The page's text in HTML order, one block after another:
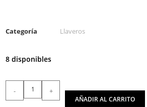
Categoría Llaveros
8 disponibles
- +
AÑADIR AL CARRITO